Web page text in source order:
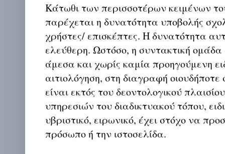
Κάτωθι των περισσοτέρων κειμένων
παρέχεται η δυνατότητα υποβολής
χρήστες/ επισκέπτες. Η δυνατότητα
ελεύθερη. Ωστόσο, η συντακτική
άμεσα και χωρίς καμία προηγούμενη
αιτιολόγηση, στη διαγραφή οιουδήποτε
είναι εκτός του δεοντολογικού
υπηρεσιών του διαδικτυακού τόπου,
υβριστικό, ειρωνικό, έχει στόχο να
πρόσωπο ή την ιστοσελίδα.